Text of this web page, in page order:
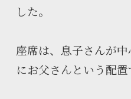
した。
座席は、息子さんが
にお父さんという配置